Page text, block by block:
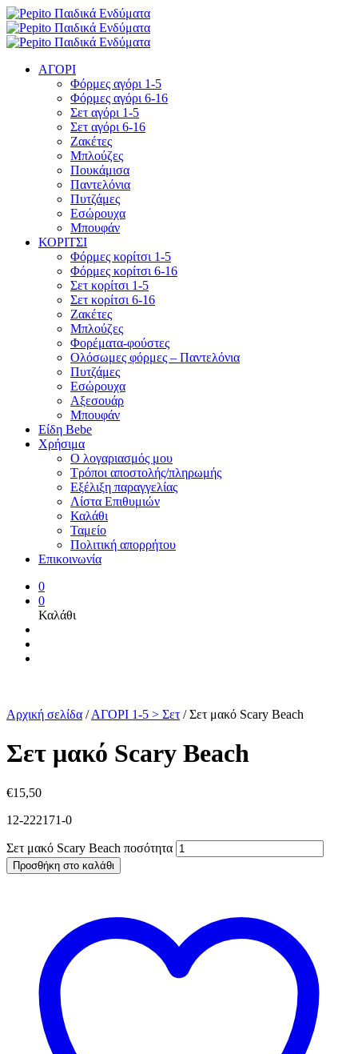
ΑΓΟΡΙ
Φόρμες αγόρι 1-5
Φόρμες αγόρι 6-16
Σετ αγόρι 1-5
Σετ αγόρι 6-16
Ζακέτες
Μπλούζες
Πουκάμισα
Παντελόνια
Πυτζάμες
Εσώρουχα
Μπουφάν
ΚΟΡΙΤΣΙ
Φόρμες κορίτσι 1-5
Φόρμες κορίτσι 6-16
Σετ κορίτσι 1-5
Σετ κορίτσι 6-16
Ζακέτες
Μπλούζες
Φορέματα-φούστες
Ολόσωμες φόρμες – Παντελόνια
Πυτζάμες
Εσώρουχα
Αξεσουάρ
Μπουφάν
Είδη Bebe
Χρήσιμα
Ο λογαριασμός μου
Τρόποι αποστολής/πληρωμής
Εξέλιξη παραγγελίας
Λίστα Επιθυμιών
Καλάθι
Ταμείο
Πολιτική απορρήτου
Επικοινωνία
0
0
Καλάθι
Αρχική σελίδα / ΑΓΟΡΙ 1-5 > Σετ /Σετ μακό Scary Beach
Σετ μακό Scary Beach
€15,50
12-222171-0
Σετ μακό Scary Beach ποσότητα
Προσθήκη στο καλάθι